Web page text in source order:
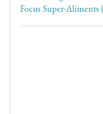
Focus Super-Aliments